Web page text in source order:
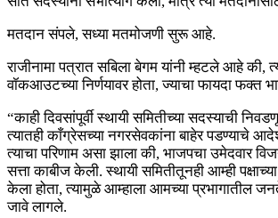
मतदान संपले, सध्या मतमोजणी सुरू आहे.
राजीनामा पत्रात सबिला बेगम यांनी म्हटले आहे की,
वॉकआउटच्या निर्णयावर होता, ज्याचा फायदा फक्त
“काही दिवसांपूर्वी स्थायी समितीच्या सदस्याची
त्यातही काँग्रेसच्या नगरसेवकांना बाहेर पडण्याचे
त्याचा परिणाम असा झाला की, भाजपचा उमेदवार
सत्ता काबीज केली. स्थायी समितीतूनही आम्ही
केला होता, त्यामुळे आम्हाला आमच्या प्रभागातील
जावे लागले.